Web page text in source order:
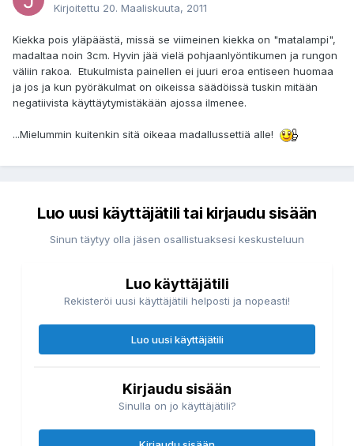
Kirjoitettu 20. Maaliskuuta, 2011
Kiekka pois yläpäästä, missä se viimeinen kiekka on "matalampi",
madaltaa noin 3cm. Hyvin jää vielä pohjaanlyöntikumen ja rungon
väliin rakoa. Etukulmista painellen ei juuri eroa entiseen huomaa
ja jos ja kun pyöräkulmat on oikeissa säädöissä tuskin mitään
negatiivista käyttäytymistäkään ajossa ilmenee.
...Mielummin kuitenkin sitä oikeaa madallussettiä alle!
Luo uusi käyttäjätili tai kirjaudu sisään
Sinun täytyy olla jäsen osallistuaksesi keskusteluun
Luo käyttäjätili
Rekisteröi uusi käyttäjätili helposti ja nopeasti!
Luo uusi käyttäjätili
Kirjaudu sisään
Sinulla on jo käyttäjätili?